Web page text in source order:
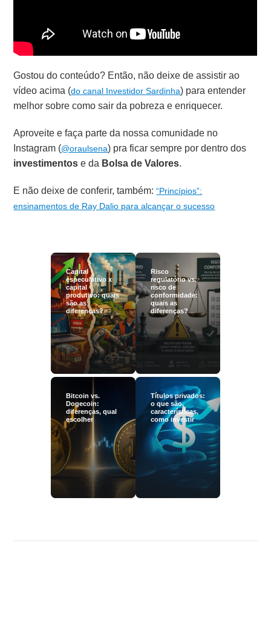
Gostou do conteúdo? Então, não deixe de assistir ao
vídeo acima (do canal Investidor Sardinha) para entender
melhor sobre como sair da pobreza e enriquecer.
Aproveite e faça parte da nossa comunidade no
Instagram (@oraulsena) pra ficar sempre por dentro dos
investimentose da Bolsa de Valores.
E não deixe de conferir, também:“Princípios”:
ensinamentos de Ray Dalio para alcançar o sucesso
Capital
especulativo x
capital
produtivo: quais
são as
diferenças?
Risco
regulatório vs.
risco de
conformidade:
quais as
diferenças?
Bitcoin vs.
Dogecoin:
diferenças, qual
escolher
Títulos privados:
o que são,
características,
como investir